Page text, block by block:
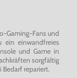
Gaming-Fans und
ein einwandfreies
und Game in
sorgfältig
repariert.